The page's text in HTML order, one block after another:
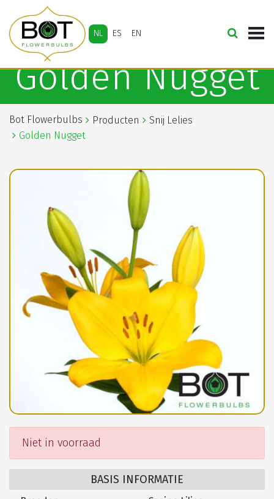
NL ES EN
Golden Nugget
Bot Flowerbulbs Producten
Snij Lelies
Golden Nugget
Niet in voorraad
BASIS INFORMATIE